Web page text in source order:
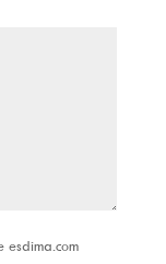
esdima.com